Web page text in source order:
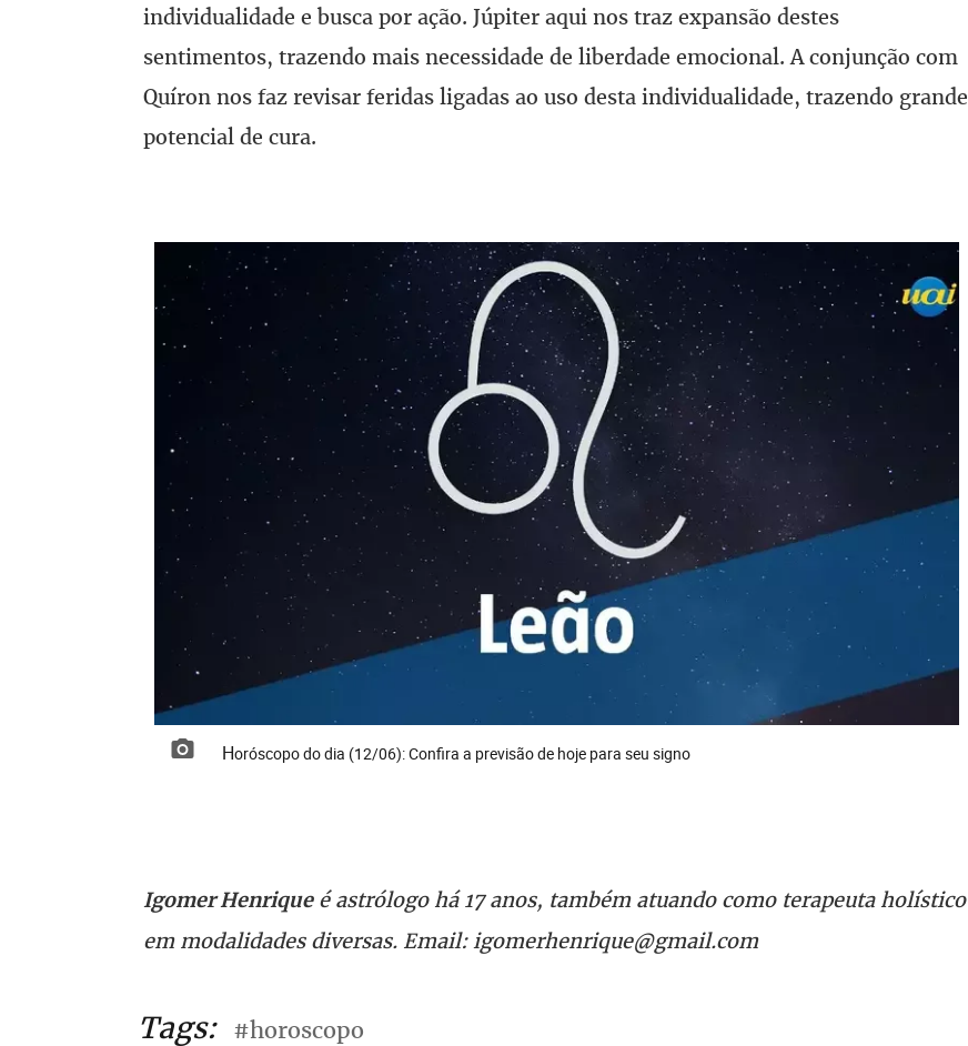
individualidade e busca por ação. Júpiter aqui nos traz expansão destes
sentimentos, trazendo mais necessidade de liberdade emocional. A conjunção com
Quíron nos faz revisar feridas ligadas ao uso desta individualidade, trazendo grande
potencial de cura.
Horóscopo do dia (12/06): Confira a previsão de hoje para seu signo
Igomer Henriqueé astrólogo há 17 anos, também atuando como terapeuta holístico
em modalidades diversas. Email: igomerhenrique@gmail.com
Tags: #horoscopo